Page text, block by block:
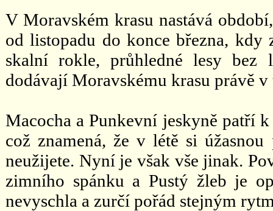
V Moravském krasu nastává
od listopadu do konce března,
skalní rokle, průhledné lesy bez
dodávají Moravskému krasu právě
Macocha a Punkevní jeskyně patří
což znamená, že v létě si
neužijete. Nyní je však vše jinak.
zimního spánku a Pustý žleb je
nevyschla a zurčí pořád stejným